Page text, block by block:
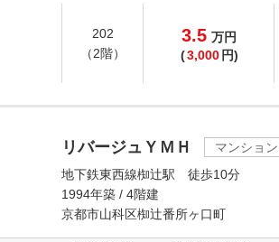
202
（2階）
3.5 万円
(3,000 円)
リバージュＹＭＨ
マンション
地下鉄東西線椥辻駅 徒歩10分
1994年築 / 4階建
京都市山科区椥辻番所ヶ口町